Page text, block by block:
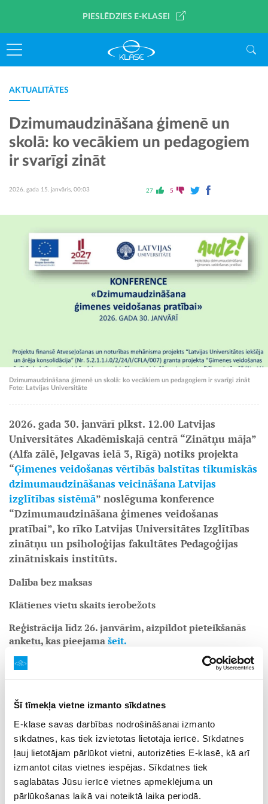
Šī tīmekļa vietne izmanto sīkdatnes
E-klase savas darbības nodrošināšanai izmanto
sīkdatnes, kas tiek izvietotas lietotāja ierīcē. Sīkdatnes
ļauj lietotājam pārlūkot vietni, autorizēties E-klasē, kā arī
izmantot citas vietnes iespējas. Sīkdatnes tiek
saglabātas Jūsu ierīcē vietnes apmeklējuma un
pārlūkošanas laikā vai noteiktā laika periodā.
PIESLĒDZIES E-KLASEI
AKTUALITĀTES
Dzimumaudzināšana ģimenē un
skolā: ko vecākiem un pedagogiem
ir svarīgi zināt
2026. gada 15. janvāris, 00:03 27 5
Dzimumaudzināšana ģimenē un skolā: ko vecākiem un pedagogiem ir svarīgi zināt
Foto: Latvijas Universitāte
2026. gada 30. janvārī plkst. 12.00 Latvijas
Universitātes Akadēmiskajā centrā “Zinātņu māja”
(Alfa zālē, Jelgavas ielā 3, Rīgā) notiks projekta
“Ģimenes veidošanas vērtībās balstītas tikumiskās
dzimumaudzināšanas veicināšana Latvijas
izglītības sistēmā” noslēguma konference
“Dzimumaudzināšana ģimenes veidošanas
pratībai”, ko rīko Latvijas Universitātes Izglītības
zinātņu un psiholoģijas fakultātes Pedagoģijas
zinātniskais institūts.
Dalība bez maksas
Klātienes vietu skaits ierobežots
Reģistrācija līdz 26. janvārim, aizpildot pieteikšanās
anketu, kas pieejamašeit.
Konference sniegs
pedagogiem, vecākiem, politikas
veidotājiem, kā arī mediju un nevalstisko organizāciju
dzimumaudzināšanu kā daļu no ģimenes veidošanas
mūsdienīgiem risinājumiem izglītības vidē.
Konferences dalībniekiem tiks piedāvāts teorētisksieskats
projekta rezultātos, ārzemju vieslektoru pieredzes
stāsti, ekspertu ziņojumi un tematiskas radošās
darbnīcas. Konferences laikā pētnieki iepazīstinās ar